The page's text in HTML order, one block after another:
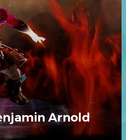
Arnold